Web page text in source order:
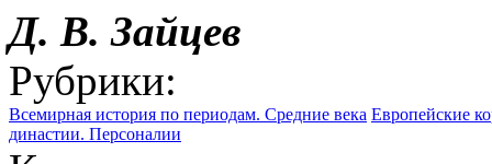
Д. В.Зайцев
Рубрики:
Всемирная история по периодам. Средние века Европейские
династии. Персоналии